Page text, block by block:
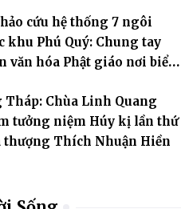
cứu hệ thống 7 ngôi
khu Phú Quý: Chung tay
văn hóa Phật giáo nơi biển
Chùa Linh Quang
tưởng niệm Húy kị lần thứ
thượng Thích Nhuận Hiền